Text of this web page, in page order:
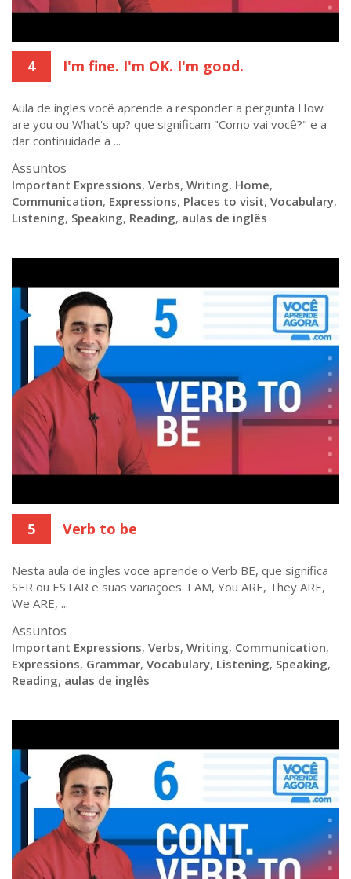
4 I'm fine. I'm OK. I'm good.
Aula de ingles você aprende a responder a pergunta How
are you ou What's up? que significam "Como vai você?" e a
dar continuidade a ...
Assuntos
Important Expressions, Verbs, Writing, Home,
Communication, Expressions, Places to visit, Vocabulary,
Listening, Speaking, Reading, aulas de inglês
5 Verb to be
Nesta aula de ingles voce aprende o Verb BE, que significa
SER ou ESTAR e suas variações. I AM, You ARE, They ARE,
We ARE, ...
Assuntos
Important Expressions, Verbs, Writing, Communication,
Expressions, Grammar, Vocabulary, Listening, Speaking,
Reading, aulas de inglês